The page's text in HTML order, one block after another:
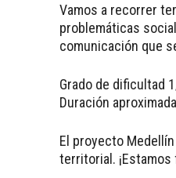
Vamos a recorrer
problemáticas
comunicación que
Grado de dificultad
Duración
El proyecto
territorial.